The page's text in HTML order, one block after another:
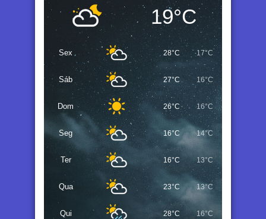
19°C
Sex 28°C 17°C
Sáb 27°C 16°C
Dom 26°C 16°C
Seg 16°C 14°C
Ter 16°C 13°C
Qua 23°C 13°C
Qui 28°C 16°C